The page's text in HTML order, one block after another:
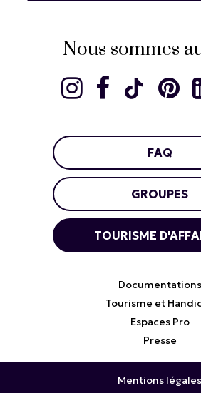
Nous sommes
FAQ
GROUPES
TOURISME
Documentations
Tourisme et
Espaces Pro
Presse
Mentions légales